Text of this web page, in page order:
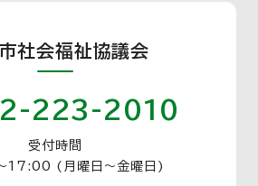
社会福祉協議会
223-2010
受付時間
17:00 (月曜日〜金曜日)